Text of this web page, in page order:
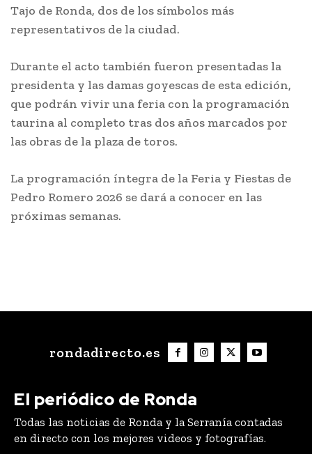
Tajo de Ronda, dos de los símbolos más
representativos de la ciudad.
Durante el acto también fueron presentadas la
presidenta y las damas goyescas de esta edición,
que podrán vivir una feria con la programación
taurina al completo tras dos años marcados por
las obras de la plaza de toros.
La programación íntegra de la Feria y Fiestas de
Pedro Romero 2026 se dará a conocer en las
próximas semanas.
rondadirecto.es
El periódico de Ronda
Todas las noticias de Ronda y la Serranía contadas
en directo con los mejores videos y fotografías.